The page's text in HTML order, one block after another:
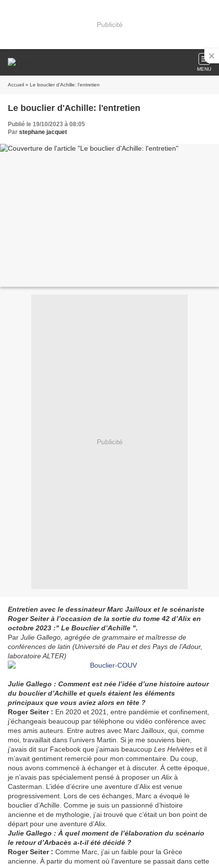
Publicité
MENU
Accueil » Le bouclier d'Achille: l'entretien
Le bouclier d'Achille: l'entretien
Publié le 19/10/2023 à 08:05
Par stephane jacquet
Publicité
Entretien avec le dessinateur Marc Jailloux et le scénariste
Roger Seiter à l’occasion de la sortie du tome 42 d’Alix en
octobre 2023 :" Le Bouclier d’Achille ".
Par Julie Gallego, agrégée de grammaire et maîtresse de
conférences de latin (Université de Pau et des Pays de l’Adour,
laboratoire ALTER)
Julie Gallego : Comment est née l’idée d’une histoire autour
du bouclier d’Achille et quels étaient les éléments
principaux que vous aviez alors en tête ?
Roger Seiter : En 2020 et 2021, entre pandémie et confinement,
j’échangeais beaucoup par téléphone ou vidéo conférence avec
mes amis auteurs. Entre autres avec Marc Jailloux, qui, comme
moi, travaillait dans l’univers Martin. Si je me souviens bien,
j’avais dit sur Facebook que j’aimais beaucoup Les Helvètes et il
m’avait gentiment remercié pour mon commentaire. Du coup,
nous avons commencé à échanger et à discuter. À cette époque,
je n’avais pas spécialement pensé à proposer un Alix à
Casterman. L’idée d’écrire une aventure d’Alix est venue
progressivement. Lors de ces échanges, Marc a évoqué le
bouclier d’Achille. Comme je suis un passionné d’histoire
ancienne et de mythologie, j’ai trouvé que c’était un bon point de
départ pour une aventure d’Alix.
Julie Gallego : À quel moment de l’élaboration du scénario
le retour d’Arbacès a-t-il été décidé ?
Roger Seiter : Comme Marc, j’ai un faible pour la Grèce
ancienne. À partir du moment où l’aventure se passait dans cette